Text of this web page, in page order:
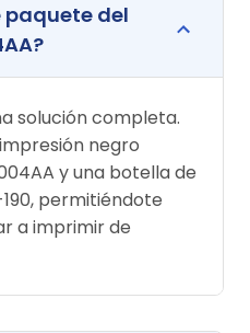
paquete del
solución completa.
negro
y una botella de
permitiéndote
a imprimir de